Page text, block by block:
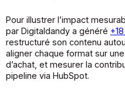
Pour illustrer l’impact
par Digitaldandy a généré
restructuré son contenu
aligner chaque format sur
d’achat, et mesurer la
pipeline via HubSpot.